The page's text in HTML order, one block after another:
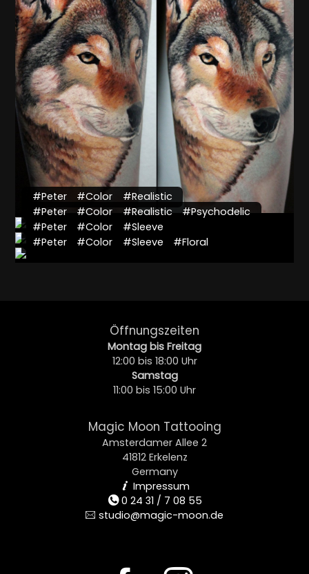
#Peter #Color
#Realistic
#Peter
#Color #Realistic
#Psychodelic
#Peter
#Color
#Sleeve
#Peter
#Color #Sleeve #Floral
Öffnungszeiten
Montag bis Freitag
12:00 bis 18:00 Uhr
Samstag
11:00 bis 15:00 Uhr
Magic Moon Tattooing
Amsterdamer Allee 2
41812 Erkelenz
Germany
i Impressum
t0 24 31 / 7 08 55
e studio@magic-moon.de